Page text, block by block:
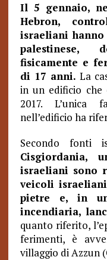
Il 5 gennaio,
Hebron,
israeliani
palestinese,
fisicamente e
di 17 anni. La
in un edificio
2017. L’unica
nell’edificio ha
Secondo fonti
Cisgiordania,
israeliani sono
veicoli
pietre e, in
incendiaria,
quanto riferito,
ferimenti, è
villaggio di Azzun